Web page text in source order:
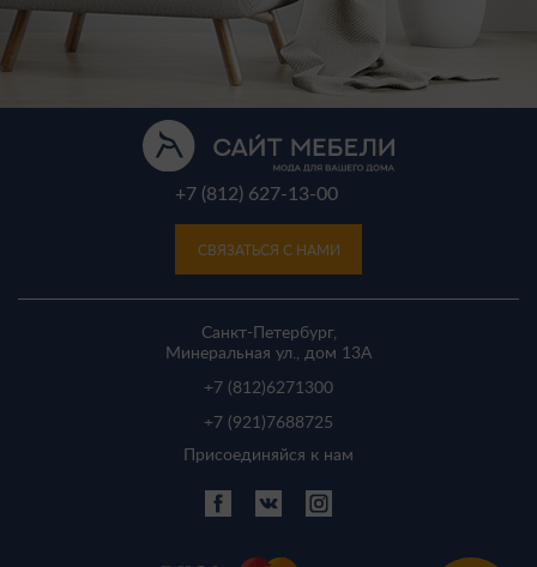
+7 (812) 627-13-00
СВЯЗАТЬСЯ С НАМИ
Санкт-Петербург,
Минеральная ул., дом 13A
+7 (812)6271300
+7 (921) 7688725
Присоединяйся к нам